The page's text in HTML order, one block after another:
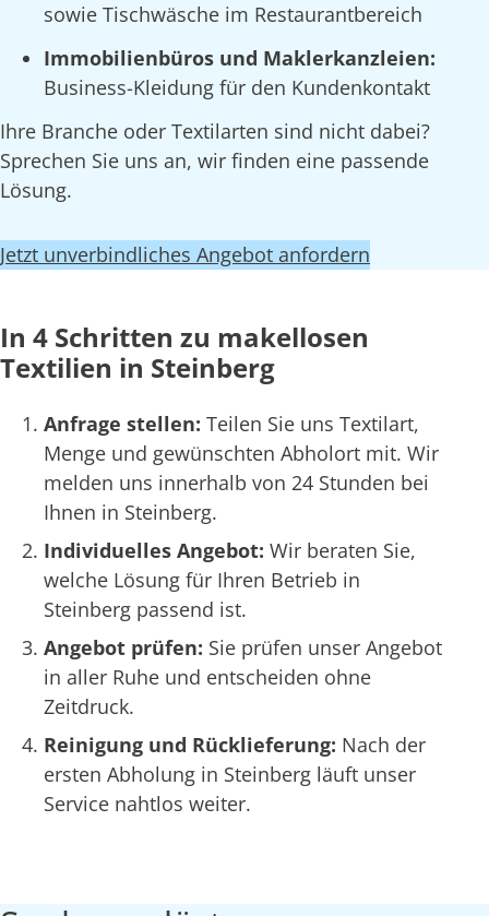
sowie Tischwäsche im Restaurantbereich
Immobilienbüros und Maklerkanzleien:
Business-Kleidung für den Kundenkontakt
Ihre Branche oder Textilarten sind nicht dabei?
Sprechen Sie uns an, wir finden eine passende
Lösung.
Jetzt unverbindliches Angebot anfordern
In 4 Schritten zu makellosen
Textilien in Steinberg
Anfrage stellen: Teilen Sie uns Textilart,
Menge und gewünschten Abholort mit. Wir
melden uns innerhalb von 24 Stunden bei
Ihnen in Steinberg.
Individuelles Angebot: Wir beraten Sie,
welche Lösung für Ihren Betrieb in
Steinberg passend ist.
Angebot prüfen: Sie prüfen unser Angebot
in aller Ruhe und entscheiden ohne
Zeitdruck.
Reinigung und Rücklieferung: Nach der
ersten Abholung in Steinberg läuft unser
Service nahtlos weiter.